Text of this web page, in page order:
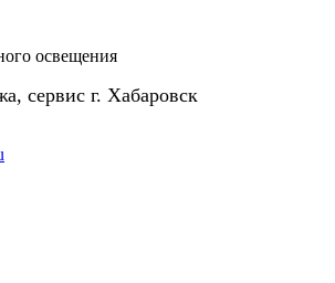
освещения
сервис г. Хабаровск